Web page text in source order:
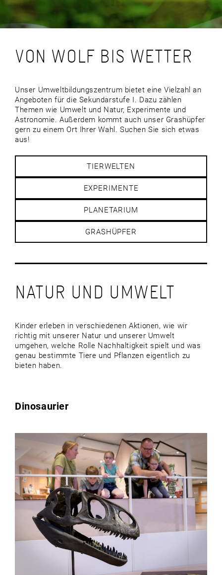
VON WOLF BIS WETTER
Unser Umweltbildungszentrum bietet eine Vielzahl an
Angeboten für die Sekundarstufe I. Dazu zählen
Themen wie Umwelt und Natur, Experimente und
Astronomie. Außerdem kommt auch unser Grashüpfer
gern zu einem Ort Ihrer Wahl. Suchen Sie sich etwas
aus!
TIERWELTEN
EXPERIMENTE
PLANETARIUM
GRASHÜPFER
NATUR UND UMWELT
Kinder erleben in verschiedenen Aktionen, wie wir
richtig mit unserer Natur und unserer Umwelt
umgehen, welche Rolle Nachhaltigkeit spielt und was
genau bestimmte Tiere und Pflanzen eigentlich zu
bieten haben.
Dinosaurier